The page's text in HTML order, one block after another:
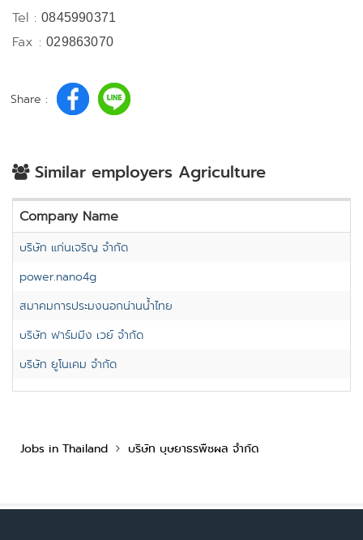
Tel :0845990371
Fax :029863070
Share :
Similar employers Agriculture
Company Name
บริษัท แก่นเจริญ จำกัด
power.nano4g
สมาคมการประมงนอกน่านน้ำไทย
บริษัท ฟาร์มมิ่ง เวย์ จำกัด
บริษัท ยูโนเคม จำกัด
Jobs in Thailand บริษัท บุษยาธรพืชผล จำกัด